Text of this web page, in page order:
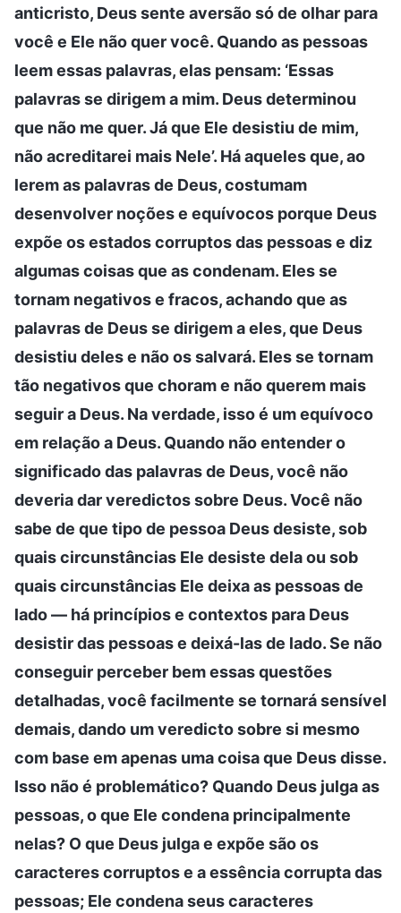
anticristo, Deus sente aversão só de olhar para
você e Ele não quer você. Quando as pessoas
leem essas palavras, elas pensam: ‘Essas
palavras se dirigem a mim. Deus determinou
que não me quer. Já que Ele desistiu de mim,
não acreditarei mais Nele’. Há aqueles que, ao
lerem as palavras de Deus, costumam
desenvolver noções e equívocos porque Deus
expõe os estados corruptos das pessoas e diz
algumas coisas que as condenam. Eles se
tornam negativos e fracos, achando que as
palavras de Deus se dirigem a eles, que Deus
desistiu deles e não os salvará. Eles se tornam
tão negativos que choram e não querem mais
seguir a Deus. Na verdade, isso é um equívoco
em relação a Deus. Quando não entender o
significado das palavras de Deus, você não
deveria dar veredictos sobre Deus. Você não
sabe de que tipo de pessoa Deus desiste, sob
quais circunstâncias Ele desiste dela ou sob
quais circunstâncias Ele deixa as pessoas de
lado — há princípios e contextos para Deus
desistir das pessoas e deixá-las de lado. Se não
conseguir perceber bem essas questões
detalhadas, você facilmente se tornará sensível
demais, dando um veredicto sobre si mesmo
com base em apenas uma coisa que Deus disse.
Isso não é problemático? Quando Deus julga as
pessoas, o que Ele condena principalmente
nelas? O que Deus julga e expõe são os
caracteres corruptos e a essência corrupta das
pessoas; Ele condena seus caracteres